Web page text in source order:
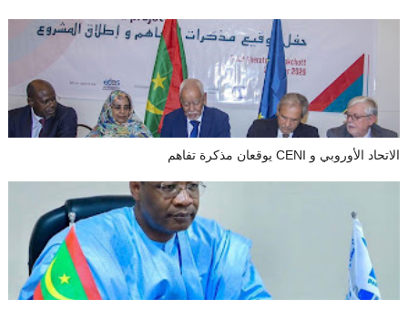
الاتحاد الأوروبي و CENI يوقعان مذكرة تفاهم